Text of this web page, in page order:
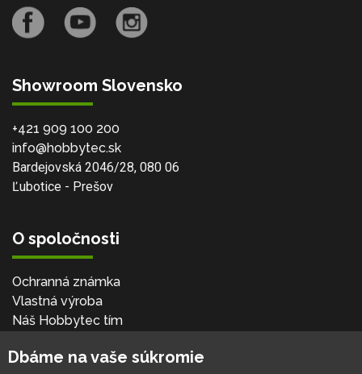
Showroom Slovensko
+421 909 100 200
info@hobbytec.sk
Bardejovská 2046/28, 080 06
Ľubotice - Prešov
O spoločnosti
Ochranná známka
Vlastná výroba
Náš Hobbytec tím
Naša história
Dbáme na vaše súkromie